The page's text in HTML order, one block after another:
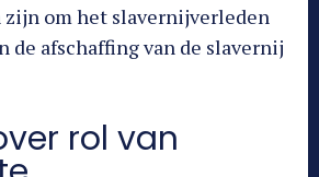
om het slavernijverleden
de afschaffing van de slavernij
rol van